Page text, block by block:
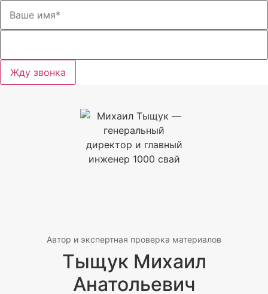
Жду звонка
Автор и экспертная проверка материалов
Тыщук Михаил
Анатольевич